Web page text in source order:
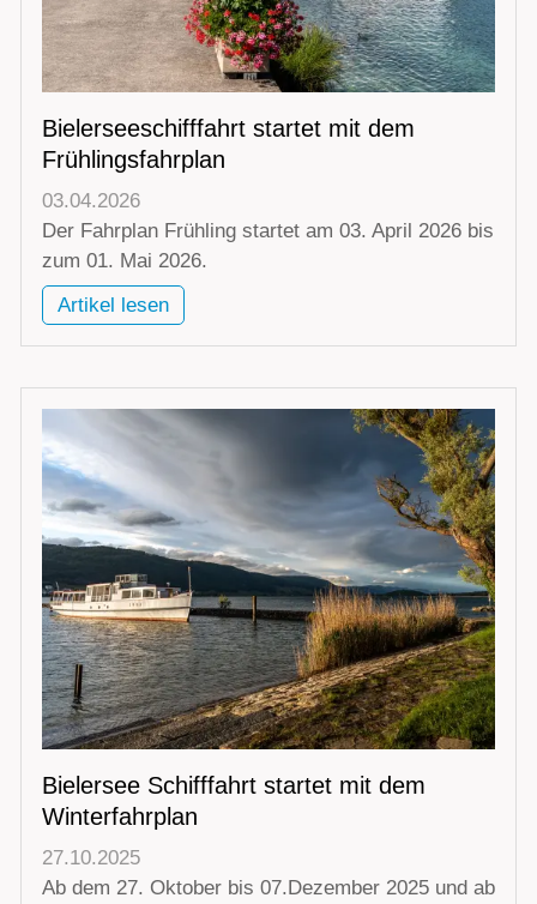
Bielerseeschifffahrt startet mit dem
Frühlingsfahrplan
03.04.2026
Der Fahrplan Frühling startet am 03. April 2026 bis
zum 01. Mai 2026.
Artikel lesen
Bielersee Schifffahrt startet mit dem
Winterfahrplan
27.10.2025
Ab dem 27. Oktober bis 07.Dezember 2025 und ab